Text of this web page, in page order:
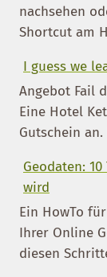
nachsehen
Shortcut am
I guess we
Angebot Fail
Eine Hotel
Gutschein
Geodaten:
wird
Ein HowTo
Ihrer Online
diesen